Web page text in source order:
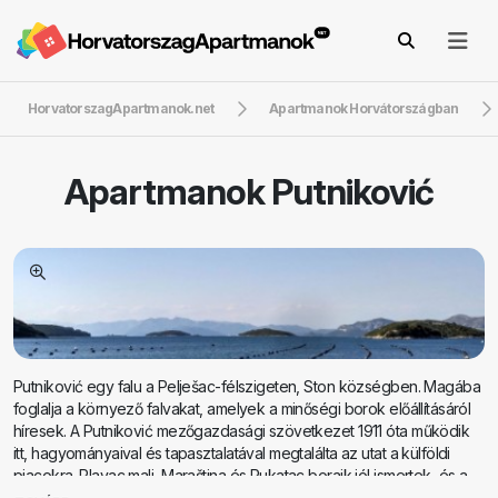
HorvatorszagApartmanok.net Apartmanok Horvátországban
ApartmanokPutniković
Putniković egy falu a Pelješac-félszigeten, Ston községben. Magába
foglalja a környező falvakat, amelyek a minőségi borok előállításáról
híresek. A Putniković mezőgazdasági szövetkezet 1911 óta működik
itt, hagyományaival és tapasztalatával megtalálta az utat a külföldi
piacokra. Plavac mali, Maraština és Rukatac boraik jól ismertek, és a